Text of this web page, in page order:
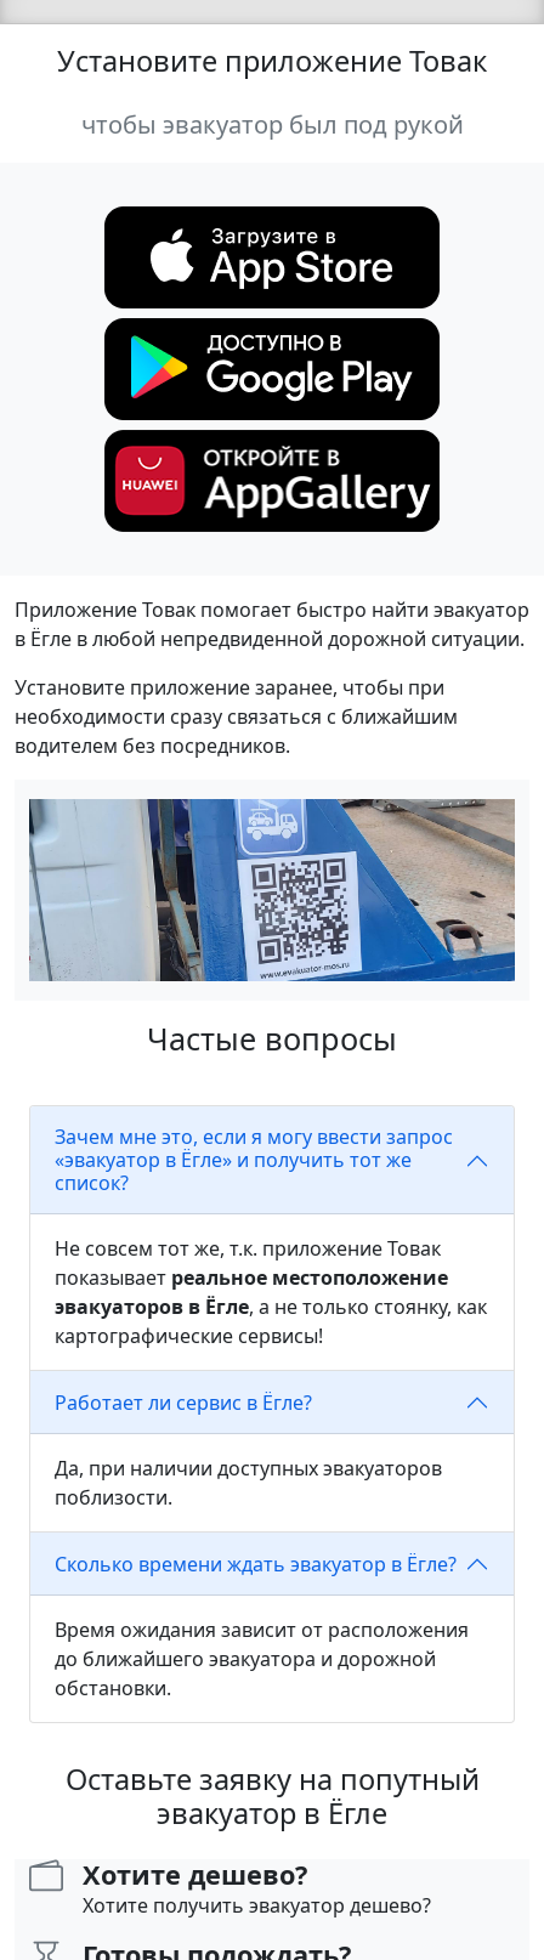
Установите приложение Товак
чтобы эвакуатор был под рукой
Приложение Товак помогает быстро найти эвакуатор
в Ёгле в любой непредвиденной дорожной ситуации.
Установите приложение заранее, чтобы при
необходимости сразу связаться с ближайшим
водителем без посредников.
Частые вопросы
Зачем мне это, если я могу ввести запрос
«эвакуатор в Ёгле» и получить тот же
список?
Не совсем тот же, т.к. приложение Товак
показывает реальное местоположение
эвакуаторов в Ёгле, а не только стоянку, как
картографические сервисы!
Работает ли сервис в Ёгле?
Да, при наличии доступных эвакуаторов
поблизости.
Сколько времени ждать эвакуатор в Ёгле?
Время ожидания зависит от расположения
до ближайшего эвакуатора и дорожной
обстановки.
Оставьте заявку на попутный
эвакуатор в Ёгле
Хотите дешево?
Хотите получить эвакуатор дешево?